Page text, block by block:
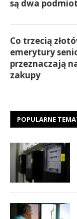
są dwa
Co trzecią
emerytury
przeznaczają
zakupy
POPULARNE